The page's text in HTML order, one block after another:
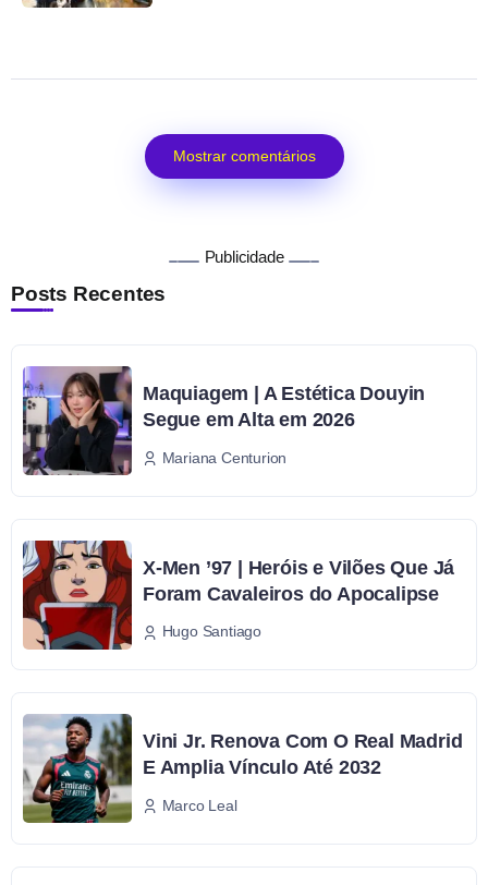
Mostrar comentários
Publicidade
Posts Recentes
Maquiagem | A Estética Douyin
Segue em Alta em 2026
Mariana Centurion
X-Men ’97 | Heróis e Vilões Que Já
Foram Cavaleiros do Apocalipse
Hugo Santiago
Vini Jr. Renova Com O Real Madrid
E Amplia Vínculo Até 2032
Marco Leal